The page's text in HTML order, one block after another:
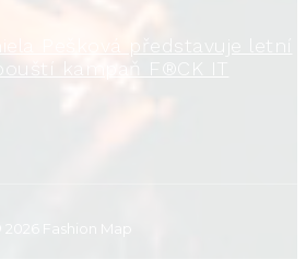
Pešková představuje letní
kampaň F®CK IT